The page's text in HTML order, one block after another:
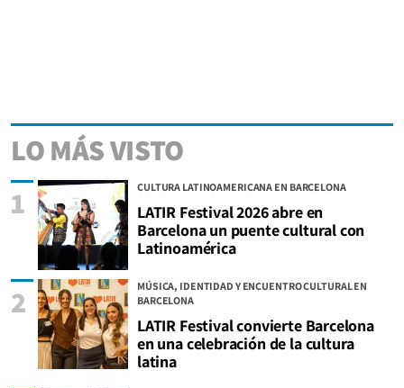
LO MÁS VISTO
CULTURA LATINOAMERICANA EN BARCELONA
LATIR Festival 2026 abre en
Barcelona un puente cultural con
Latinoamérica
1
MÚSICA, IDENTIDAD Y ENCUENTRO CULTURAL EN
BARCELONA
LATIR Festival convierte Barcelona
en una celebración de la cultura
latina
2